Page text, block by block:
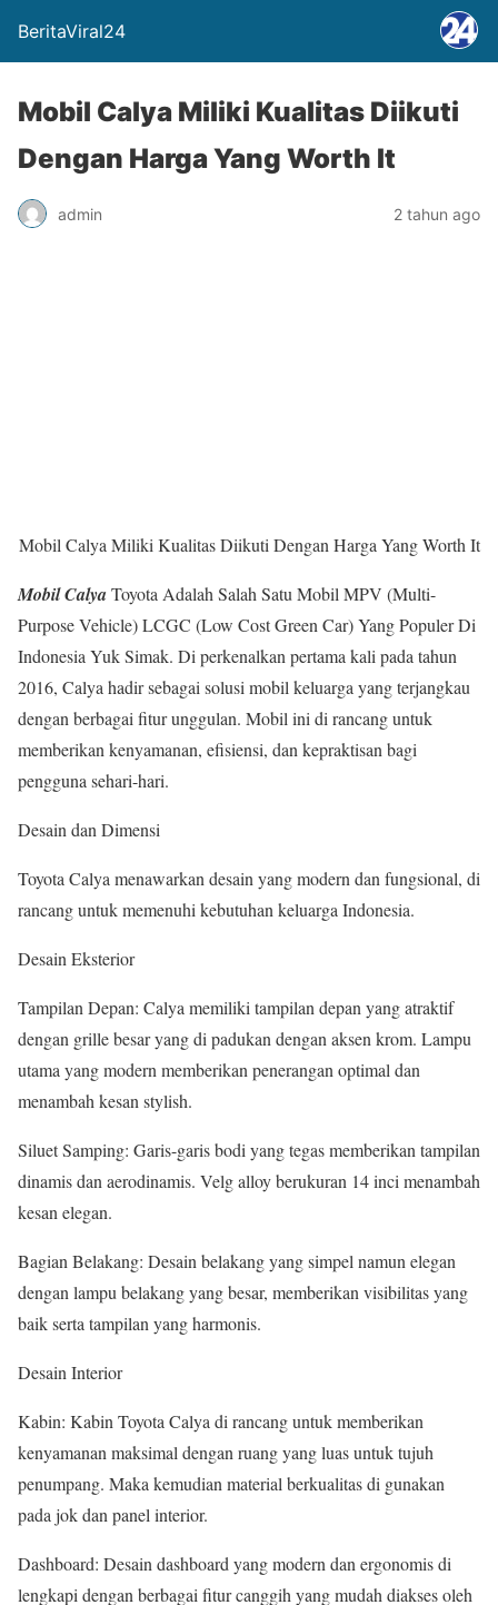
BeritaViral24
Mobil Calya Miliki Kualitas Diikuti
Dengan Harga Yang Worth It
admin 2 tahun ago
Mobil Calya Miliki Kualitas Diikuti Dengan Harga Yang Worth It
Mobil CalyaToyota Adalah Salah Satu Mobil MPV (Multi-
Purpose Vehicle) LCGC (Low Cost Green Car) Yang Populer Di
Indonesia Yuk Simak. Di perkenalkan pertama kali pada tahun
2016, Calya hadir sebagai solusi mobil keluarga yang terjangkau
dengan berbagai fitur unggulan. Mobil ini di rancang untuk
memberikan kenyamanan, efisiensi, dan kepraktisan bagi
pengguna sehari-hari.
Desain dan Dimensi
Toyota Calya menawarkan desain yang modern dan fungsional, di
rancang untuk memenuhi kebutuhan keluarga Indonesia.
Desain Eksterior
Tampilan Depan: Calya memiliki tampilan depan yang atraktif
dengan grille besar yang di padukan dengan aksen krom. Lampu
utama yang modern memberikan penerangan optimal dan
menambah kesan stylish.
Siluet Samping: Garis-garis bodi yang tegas memberikan tampilan
dinamis dan aerodinamis. Velg alloy berukuran 14 inci menambah
kesan elegan.
Bagian Belakang: Desain belakang yang simpel namun elegan
dengan lampu belakang yang besar, memberikan visibilitas yang
baik serta tampilan yang harmonis.
Desain Interior
Kabin: Kabin Toyota Calya di rancang untuk memberikan
kenyamanan maksimal dengan ruang yang luas untuk tujuh
penumpang. Maka kemudian material berkualitas di gunakan
pada jok dan panel interior.
Dashboard: Desain dashboard yang modern dan ergonomis di
lengkapi dengan berbagai fitur canggih yang mudah diakses oleh